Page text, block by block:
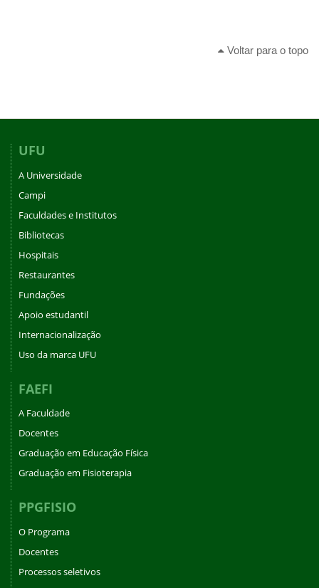
Voltar para o topo
UFU
A Universidade
Campi
Faculdades e Institutos
Bibliotecas
Hospitais
Restaurantes
Fundações
Apoio estudantil
Internacionalização
Uso da marca UFU
FAEFI
A Faculdade
Docentes
Graduação em Educação Física
Graduação em Fisioterapia
PPGFISIO
O Programa
Docentes
Processos seletivos